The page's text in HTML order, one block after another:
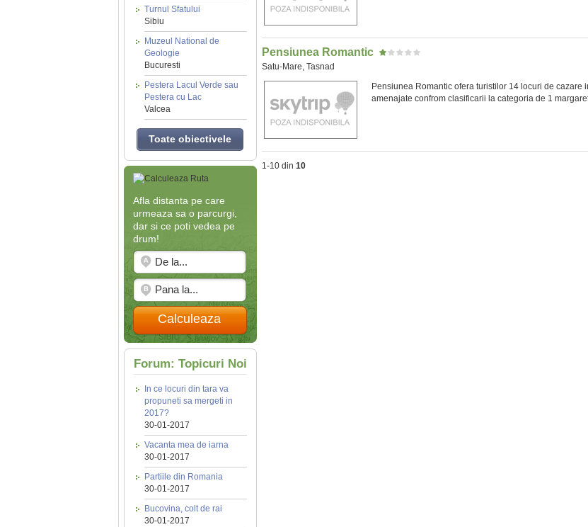
Turnul Sfatului
Sibiu
Muzeul National de
Geologie
Bucuresti
Pestera Lacul Verde sau
Pestera cu Lac
Valcea
Toate obiectivele
Afla distanta pe care
urmeaza sa o parcurgi,
dar si ce poti vedea pe
drum!
Calculeaza
Forum: Topicuri Noi
In ce locuri din tara va
propuneti sa mergeti in
2017?
30-01-2017
Vacanta mea de iarna
30-01-2017
Partiile din Romania
30-01-2017
Bucovina, colt de rai
30-01-2017
Pensiunea Romantic
Satu-Mare, Tasnad
Pensiunea Romantic ofera turistilor 14 locuri de cazare
amenajate confrom clasificarii la categoria de 1
1-10 din 10